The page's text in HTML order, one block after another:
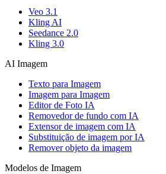
Veo 3.1
Kling AI
Seedance 2.0
Kling 3.0
AI Imagem
Texto para Imagem
Imagem para Imagem
Editor de Foto IA
Removedor de fundo com IA
Extensor de imagem com IA
Substituição de imagem por IA
Remover objeto da imagem
Modelos de Imagem